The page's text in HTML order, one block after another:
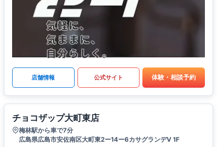
店舗情報 公式サイト 体験・相談予約
チョコザップ大町東店
梅林駅から車で7分
広島県広島市安佐南区大町東2ー14ー6カサグランデV 1F